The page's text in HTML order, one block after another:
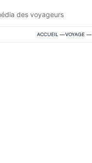
des voyageurs
ACCUEIL —VOYAGE—